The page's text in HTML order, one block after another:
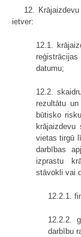
12.
ietver:
12.1.
datumu;
12.2.
rezultātu
būtisko
vietas tirgū
darbības
izprastu
stāvokli vai
12.2.1.
12.2.2.
darbību